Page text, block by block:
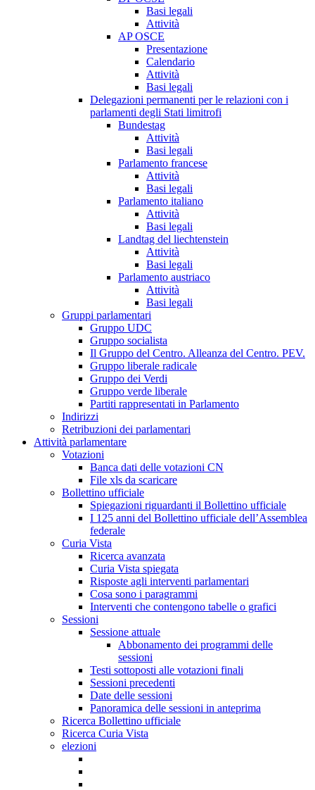
Basi legali
Attività
AP OSCE
Presentazione
Calendario
Attività
Basi legali
Delegazioni permanenti per le relazioni con i
parlamenti degli Stati limitrofi
Bundestag
Attività
Basi legali
Parlamento francese
Attività
Basi legali
Parlamento italiano
Attività
Basi legali
Landtag del liechtenstein
Attività
Basi legali
Parlamento austriaco
Attività
Basi legali
Gruppi parlamentari
Gruppo UDC
Gruppo socialista
Il Gruppo del Centro. Alleanza del Centro. PEV.
Gruppo liberale radicale
Gruppo dei Verdi
Gruppo verde liberale
Partiti rappresentati in Parlamento
Indirizzi
Retribuzioni dei parlamentari
Attività parlamentare
Votazioni
Banca dati delle votazioni CN
File xls da scaricare
Bollettino ufficiale
Spiegazioni riguardanti il Bollettino ufficiale
I 125 anni del Bollettino ufficiale dell’Assemblea
federale
Curia Vista
Ricerca avanzata
Curia Vista spiegata
Risposte agli interventi parlamentari
Cosa sono i paragrammi
Interventi che contengono tabelle o grafici
Sessioni
Sessione attuale
Abbonamento dei programmi delle
sessioni
Testi sottoposti alle votazioni finali
Sessioni precedenti
Date delle sessioni
Panoramica delle sessioni in anteprima
Ricerca Bollettino ufficiale
Ricerca Curia Vista
elezioni